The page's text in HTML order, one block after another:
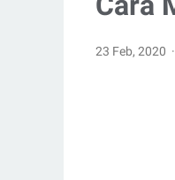
23 Feb, 2020